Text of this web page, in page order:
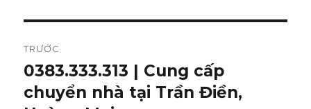
hướng
bài
TRƯỚC
Bài
viết
0383.333.313 | Cung cấp
chuyển nhà tại Trần Điền,